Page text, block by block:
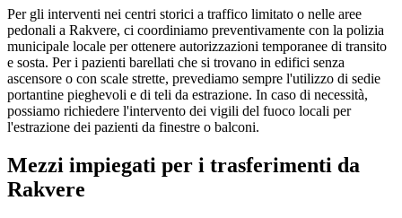
Per gli interventi nei centri storici a traffico limitato o nelle aree
pedonali a Rakvere, ci coordiniamo preventivamente con la polizia
municipale locale per ottenere autorizzazioni temporanee di transito
e sosta. Per i pazienti barellati che si trovano in edifici senza
ascensore o con scale strette, prevediamo sempre l'utilizzo di sedie
portantine pieghevoli e di teli da estrazione. In caso di necessità,
possiamo richiedere l'intervento dei vigili del fuoco locali per
l'estrazione dei pazienti da finestre o balconi.
Mezzi impiegati per i trasferimenti da
Rakvere